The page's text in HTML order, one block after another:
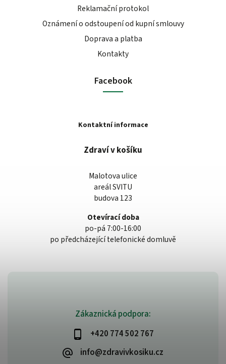
Zákaznická podpora:
+420 774 502 767
info@zdravivkosiku.cz
Reklamační protokol
Oznámení o odstoupení od kupní smlouvy
Doprava a platba
Kontakty
Facebook
Kontaktní informace
Zdraví v košíku
Malotova ulice
areál SVITU
budova 123
Otevírací doba
po-pá 7:00-16:00
po předcházející telefonické domluvě